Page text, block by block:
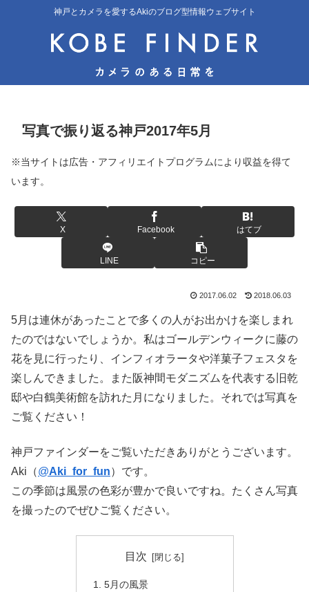
神戸とカメラを愛するAkiのブログ型情報ウェブサイト
写真で振り返る神戸2017年5月
※当サイトは広告・アフィリエイトプログラムにより収益を得て
います。
X Facebook はてブ
LINE コピー
2017.06.02 2018.06.03
5月は連休があったことで多くの人がお出かけを楽しまれ
たのではないでしょうか。私はゴールデンウィークに藤の
花を見に行ったり、インフィオラータや洋菓子フェスタを
楽しんできました。また阪神間モダニズムを代表する旧乾
邸や白鶴美術館を訪れた月になりました。それでは写真を
ご覧ください！
神戸ファインダーをご覧いただきありがとうございます。
Aki（@Aki_for_fun）です。
この季節は風景の色彩が豊かで良いですね。たくさん写真
を撮ったのでぜひご覧ください。
目次
5月の風景